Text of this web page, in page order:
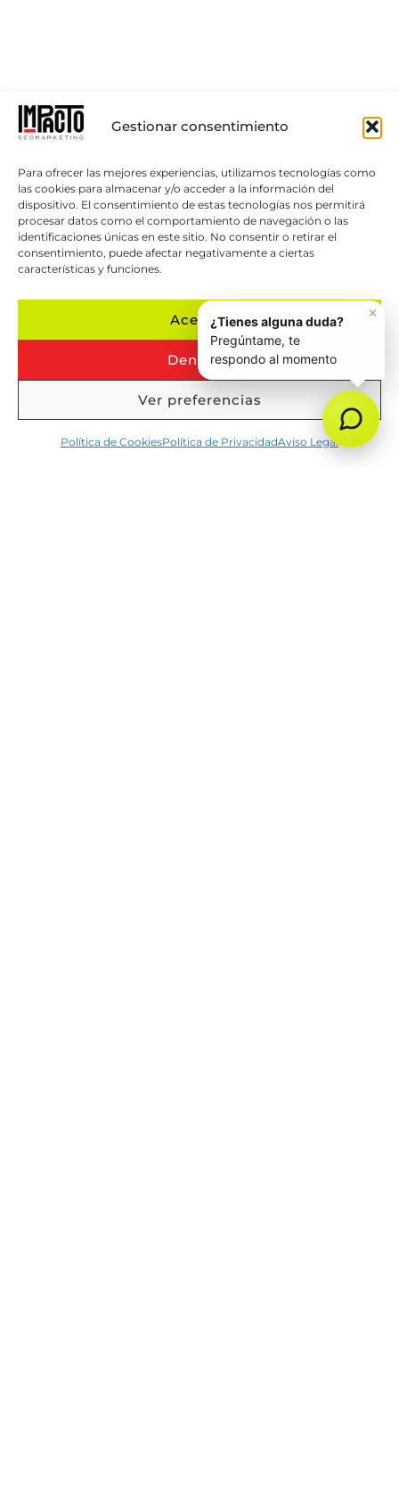
Gestionar consentimiento
Para ofrecer las mejores experiencias, utilizamos tecnologías como
las cookies para almacenar y/o acceder a la información del
dispositivo. El consentimiento de estas tecnologías nos permitirá
procesar datos como el comportamiento de navegación o las
identificaciones únicas en este sitio. No consentir o retirar el
consentimiento, puede afectar negativamente a ciertas
características y funciones.
Aceptar
Denegar
Ver preferencias
Política de CookiesPolítica de PrivacidadAviso Legal